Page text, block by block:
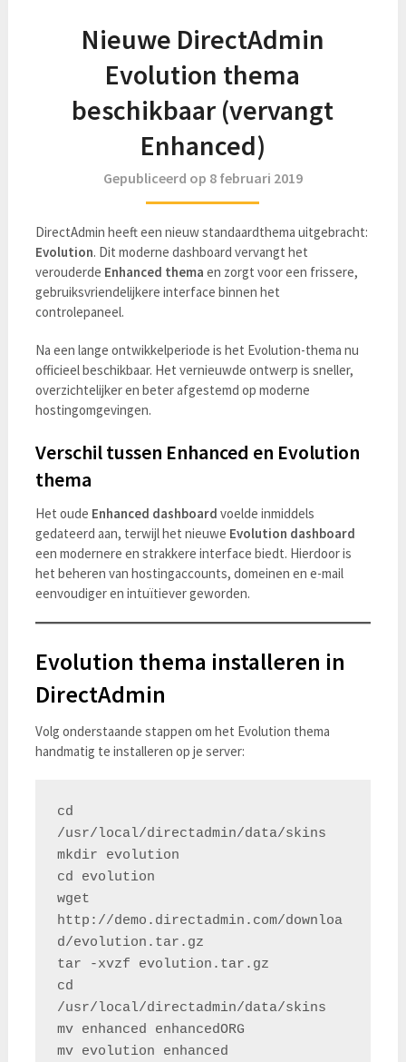
Nieuwe DirectAdmin
Evolution thema
beschikbaar (vervangt
Enhanced)
Gepubliceerd op 8 februari 2019
DirectAdmin heeft een nieuw standaardthema uitgebracht:
Evolution. Dit moderne dashboard vervangt het
verouderde Enhanced thema en zorgt voor een frissere,
gebruiksvriendelijkere interface binnen het
controlepaneel.
Na een lange ontwikkelperiode is het Evolution-thema nu
officieel beschikbaar. Het vernieuwde ontwerp is sneller,
overzichtelijker en beter afgestemd op moderne
hostingomgevingen.
Verschil tussen Enhanced en Evolution
thema
Het oude Enhanced dashboard voelde inmiddels
gedateerd aan, terwijl het nieuwe Evolution dashboard
een modernere en strakkere interface biedt. Hierdoor is
het beheren van hostingaccounts, domeinen en e-mail
eenvoudiger en intuïtiever geworden.
Evolution thema installeren in
DirectAdmin
Volg onderstaande stappen om het Evolution thema
handmatig te installeren op je server:
cd
/usr/local/directadmin/data/skins
mkdir evolution
cd evolution
wget
http://demo.directadmin.com/downloa
d/evolution.tar.gz
tar -xvzf evolution.tar.gz
cd
/usr/local/directadmin/data/skins
mv enhanced enhancedORG